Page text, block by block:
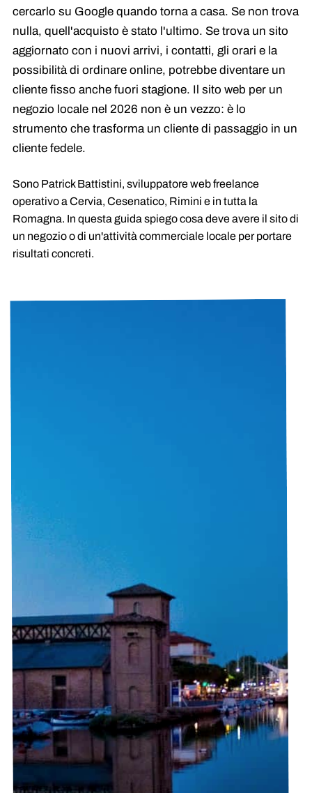
cercarlo su Google quando torna a casa. Se non trova
nulla, quell'acquisto è stato l'ultimo. Se trova un sito
aggiornato con i nuovi arrivi, i contatti, gli orari e la
possibilità di ordinare online, potrebbe diventare un
cliente fisso anche fuori stagione. Il sito web per un
negozio locale nel 2026 non è un vezzo: è lo
strumento che trasforma un cliente di passaggio in un
cliente fedele.
Sono Patrick Battistini, sviluppatore web freelance
operativo a Cervia, Cesenatico, Rimini e in tutta la
Romagna. In questa guida spiego cosa deve avere il sito di
un negozio o di un'attività commerciale locale per portare
risultati concreti.